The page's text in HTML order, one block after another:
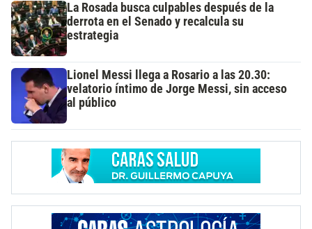
La Rosada busca culpables después de la
derrota en el Senado y recalcula su
estrategia
Lionel Messi llega a Rosario a las 20.30:
velatorio íntimo de Jorge Messi, sin acceso
al público